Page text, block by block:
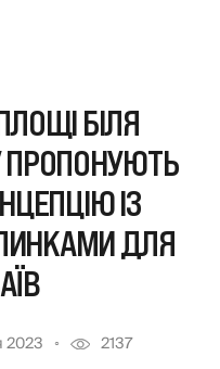
БІЛЯ
ПРОПОНУЮТЬ
ІЗ
ДЛЯ
2023 2137